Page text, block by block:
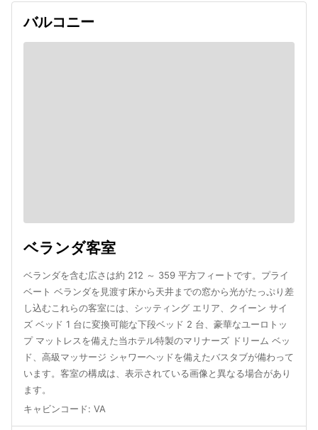
バルコニー
ベランダ客室
ベランダを含む広さは約 212 ～ 359 平方フィートです。プライ
ベート ベランダを見渡す床から天井までの窓から光がたっぷり差
し込むこれらの客室には、シッティング エリア、クイーン サイ
ズ ベッド 1 台に変換可能な下段ベッド 2 台、豪華なユーロトッ
プ マットレスを備えた当ホテル特製のマリナーズ ドリーム ベッ
ド、高級マッサージ シャワーヘッドを備えたバスタブが備わって
います。客室の構成は、表示されている画像と異なる場合があり
ます。
キャビンコード: VA